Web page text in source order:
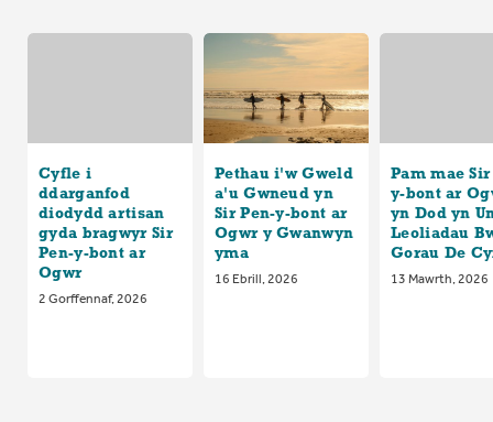
Cyfle i
ddarganfod
diodydd artisan
gyda bragwyr Sir
Pen-y-bont ar
Ogwr
2 Gorffennaf, 2026
Pethau i'w Gweld
a'u Gwneud yn
Sir Pen-y-bont ar
Ogwr y Gwanwyn
yma
16 Ebrill, 2026
Pam mae Sir
y-bont ar
yn Dod yn
Leoliadau
Gorau De
13 Mawrth, 2026